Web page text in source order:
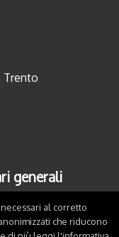
Trento
generali
al corretto
che riducono